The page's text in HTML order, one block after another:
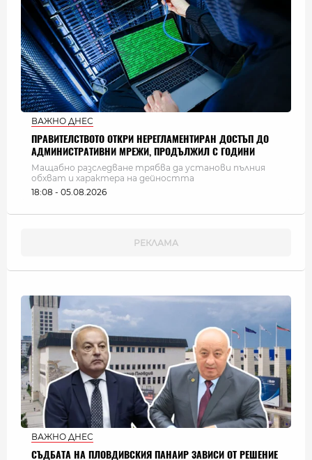
ВАЖНО ДНЕС
ПРАВИТЕЛСТВОТО ОТКРИ НЕРЕГЛАМЕНТИРАН ДОСТЪП ДО
АДМИНИСТРАТИВНИ МРЕЖИ, ПРОДЪЛЖИЛ С ГОДИНИ
Мащабно разследване трябва да установи пълния
обхват и характера на дейността
18:08 - 05.08.2026
ВАЖНО ДНЕС
СЪДБАТА НА ПЛОВДИВСКИЯ ПАНАИР ЗАВИСИ ОТ РЕШЕНИЕ